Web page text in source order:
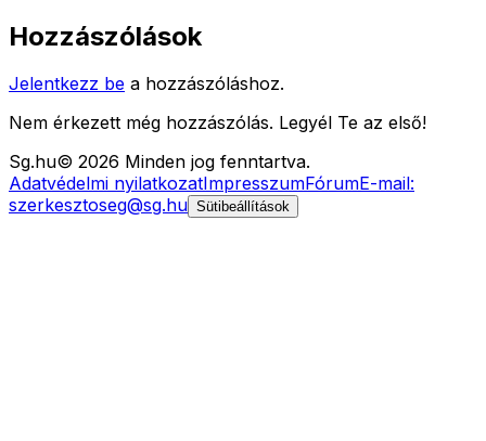
Hozzászólások
Jelentkezz be a hozzászóláshoz.
Nem érkezett még hozzászólás. Legyél Te az első!
Sg.hu© 2026 Minden jog fenntartva.
Adatvédelmi nyilatkozatImpresszumFórumE-mail:
szerkesztoseg@sg.hu Sütibeállítások